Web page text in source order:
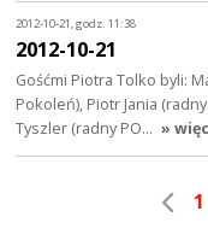
2012-10-21, godz. 11:38
2012-10-21
Gośćmi Piotra Tolko byli:
Pokoleń), Piotr Jania
Tyszler (radny PO… »
1